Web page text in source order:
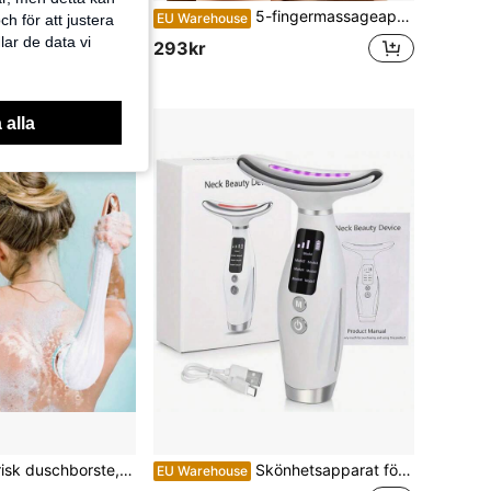
batteri med stor kapacitet, uppladdningsbart pedicure-verktyg, med display, lågt ljud och låg vibration, nagelteknikertillbehör, professionell nagelborr, nagelborrbits, nödvändig nagelteknikerutrustning, nagelteknikerverktyg med borrbits, nageltillbehör EU Warehouse 5-fingermassageapparat med elektrisk massagefunktion, trådlös bärbar USB-laddningsbar. Djupvävnadsmassage för nacke, axlar, rygg, armar och ben. 2000mAh
293kr
Automatisk elektrisk duschborste, ryggskrubberrengöring, kraftfull exfolierande och rengöringsmaskin
EU Warehouse Skönhetsapparat för ansikte och hals, lyftande och uppstramande, anti-rynkor, termiskt regenereringsverktyg med dubbel skulpterande vibrationsmassage, 7 färglägen för hudutjämning och åtstramning, USB-laddningsbart 500mAh-batteri, bärbar och lätt att kontrollera, idealisk present till mödrar, kvinnor, tonåringar och vänner
för att justera
de data vi
alla